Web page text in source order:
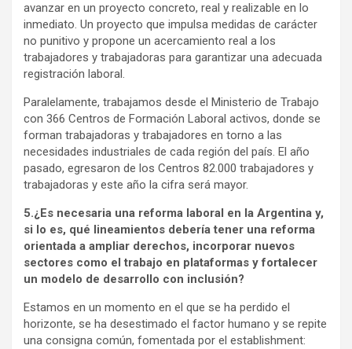
avanzar en un proyecto concreto, real y realizable en lo
inmediato. Un proyecto que impulsa medidas de carácter
no punitivo y propone un acercamiento real a los
trabajadores y trabajadoras para garantizar una adecuada
registración laboral.
Paralelamente, trabajamos desde el Ministerio de Trabajo
con 366 Centros de Formación Laboral activos, donde se
forman trabajadoras y trabajadores en torno a las
necesidades industriales de cada región del país. El año
pasado, egresaron de los Centros 82.000 trabajadores y
trabajadoras y este año la cifra será mayor.
5.¿Es necesaria una reforma laboral en la Argentina y,
si lo es, qué lineamientos debería tener una reforma
orientada a ampliar derechos, incorporar nuevos
sectores como el trabajo en plataformas y fortalecer
un modelo de desarrollo con inclusión?
Estamos en un momento en el que se ha perdido el
horizonte, se ha desestimado el factor humano y se repite
una consigna común, fomentada por el establishment: